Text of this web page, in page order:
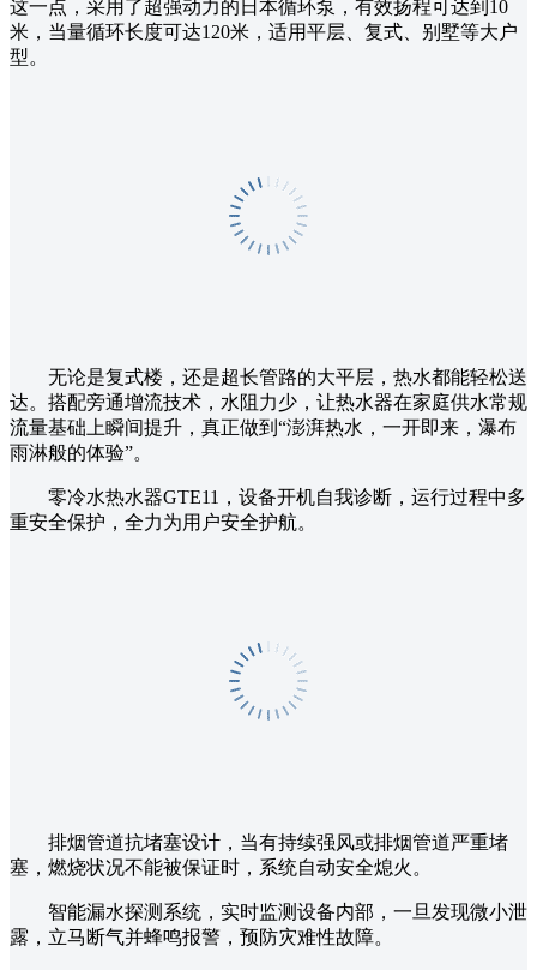
这一点，采用了超强动力的日本循环泵，有效扬程可达到10
米，当量循环长度可达120米，适用平层、复式、别墅等大户
型。
无论是复式楼，还是超长管路的大平层，热水都能轻松送
达。搭配旁通增流技术，水阻力少，让热水器在家庭供水常规
流量基础上瞬间提升，真正做到“澎湃热水，一开即来，瀑布
雨淋般的体验”。
零冷水热水器GTE11，设备开机自我诊断，运行过程中多
重安全保护，全力为用户安全护航。
排烟管道抗堵塞设计，当有持续强风或排烟管道严重堵
塞，燃烧状况不能被保证时，系统自动安全熄火。
智能漏水探测系统，实时监测设备内部，一旦发现微小泄
露，立马断气并蜂鸣报警，预防灾难性故障。